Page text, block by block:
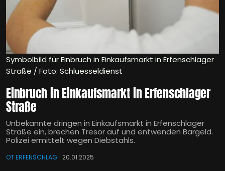
Symbolbild für Einbruch in Einkaufsmarkt in Erfenschlager
Straße / Foto: Schluesseldienst
Einbruch in Einkaufsmarkt in Erfenschlager
Straße
Unbekannte dringen in Einkaufsmarkt in Erfenschlager
Straße ein, brechen Tresor auf und entwenden Bargeld.
Polizei ermittelt wegen Diebstahls.
OT ERFENSCHLAG 20.01.2025